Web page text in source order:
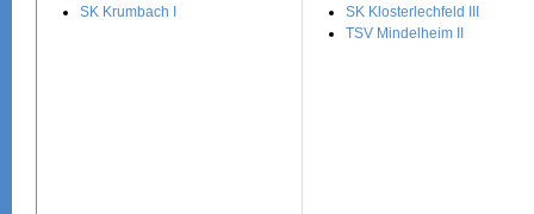
SK Krumbach I
SK Klosterlechfeld III
TSV Mindelheim II